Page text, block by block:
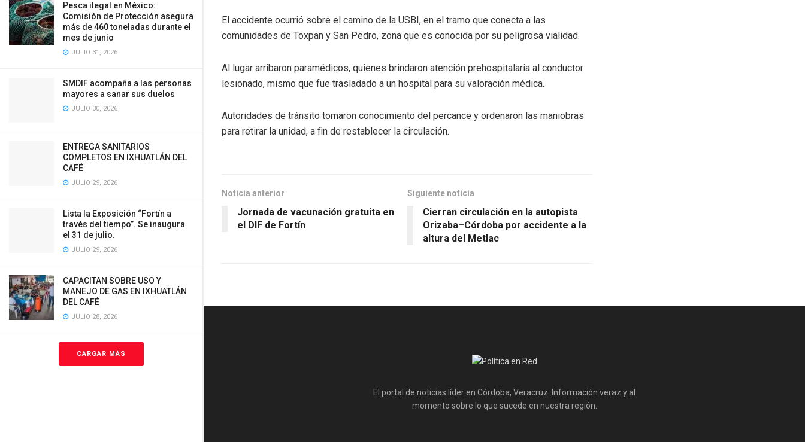
Pesca ilegal en México:
Comisión de Protección asegura
más de 460 toneladas durante el
mes de junio
JULIO 31, 2026
SMDIF acompaña a las personas
mayores a sanar sus duelos
JULIO 30, 2026
ENTREGA SANITARIOS
COMPLETOS EN IXHUATLÁN DEL
CAFÉ
JULIO 29, 2026
Lista la Exposición “Fortín a
través del tiempo”. Se inaugura
el 31 de julio.
JULIO 29, 2026
CAPACITAN SOBRE USO Y
MANEJO DE GAS EN IXHUATLÁN
DEL CAFÉ
JULIO 28, 2026
CARGAR MÁS
El accidente ocurrió sobre el camino de la USBI, en el tramo que conecta a las
comunidades de Toxpan y San Pedro, zona que es conocida por su peligrosa vialidad.
Al lugar arribaron paramédicos, quienes brindaron atención prehospitalaria al conductor
lesionado, mismo que fue trasladado a un hospital para su valoración médica.
Autoridades de tránsito tomaron conocimiento del percance y ordenaron las maniobras
para retirar la unidad, a fin de restablecer la circulación.
Noticia anterior
Jornada de vacunación gratuita en
el DIF de Fortín
Siguiente noticia
Cierran circulación en la autopista
Orizaba–Córdoba por accidente a la
altura del Metlac
El portal de noticias líder en Córdoba, Veracruz. Información veraz y al
momento sobre lo que sucede en nuestra región.